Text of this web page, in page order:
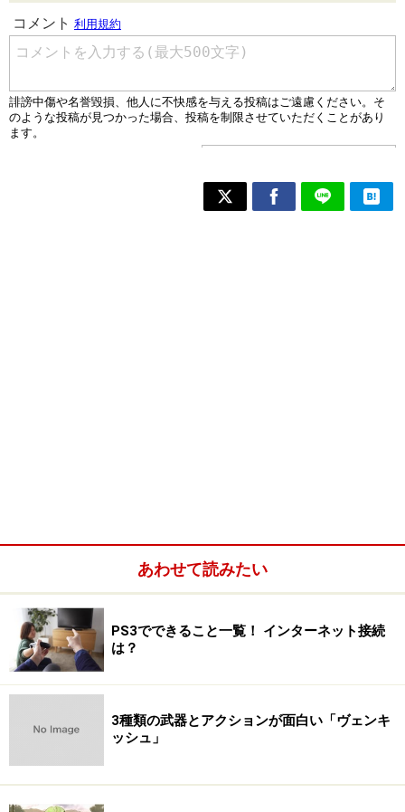
あわせて読みたい
PS3でできること一覧！ インターネット接続
は？
3種類の武器とアクションが面白い「ヴェンキ
ッシュ」